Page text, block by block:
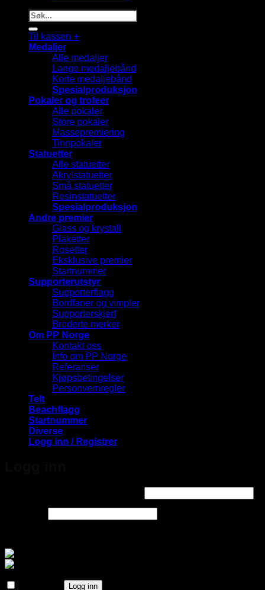
Søk
etter:
Til kassen +
Medaljer
Alle medaljer
Lange medaljebånd
Korte medaljebånd
Spesialproduksjon
Pokaler og trofeer
Alle pokaler
Store pokaler
Massepremiering
Tinnpokaler
Statuetter
Alle statuetter
Akrylstatuetter
Små statuetter
Resinstatuetter
Spesialproduksjon
Andre premier
Glass og krystall
Plaketter
Rosetter
Eksklusive premier
Startnummer
Supporterutstyr
Supporterflagg
Bordfaner og vimpler
Supporterskjerf
Broderte merker
Om PP Norge
Kontakt oss
Info om PP Norge
Referanser
Kjøpsbetingelser
Personvernregler
Telt
Beachflagg
Startnummer
Diverse
Logg inn / Registrer
Logg inn